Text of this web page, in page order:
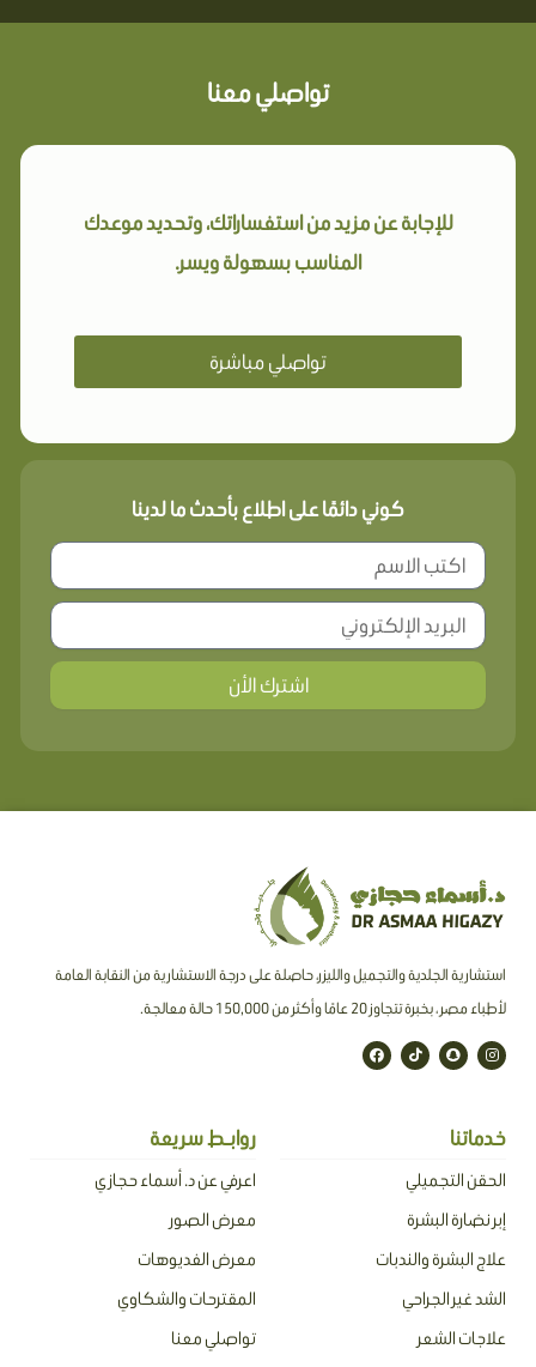
تواصلي معنا
للإجابة عن مزيد من استفساراتك، وتحديد موعدك
المناسب بسهولة ويسر.
تواصلي مباشرة
كوني دائمًا على اطلاع بأحدث ما لدينا
اشترك الأن
استشارية الجلدية والتجميل والليزر، حاصلة على درجة الاستشارية من النقابة العامة
لأطباء مصر ، بخبرة تتجاوز 20 عامًا وأكثر من 150,000 حالة معالجة.
I
n
s
a
S
n
a
a
t
T
i
k
F
a
c
خدماتنا
الحقن التجميلي
إبر نضارة البشرة
علاج البشرة والندبات
الشد غير الجراحي
علاجات الشعر
روابـط سريعة
اعرفي عن د. أسماء حجازي
معرض الصور
معرض الفديوهات
المقترحات والشكاوي
تواصلي معنا